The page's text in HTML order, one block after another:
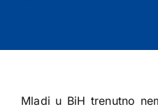
Mladi u BiH trenutno